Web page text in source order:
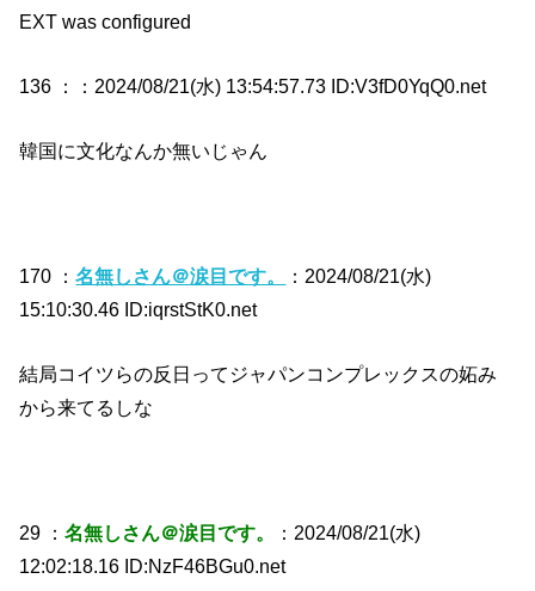
EXT was configured
136 ： ：2024/08/21(水) 13:54:57.73 ID:V3fD0YqQ0.net
韓国に文化なんか無いじゃん
170 ：名無しさん＠涙目です。
：2024/08/21(水)
15:10:30.46 ID:iqrstStK0.net
結局コイツらの反日ってジャパンコンプレックスの妬み
から来てるしな
29 ：名無しさん＠涙目です。
：2024/08/21(水)
12:02:18.16 ID:NzF46BGu0.net